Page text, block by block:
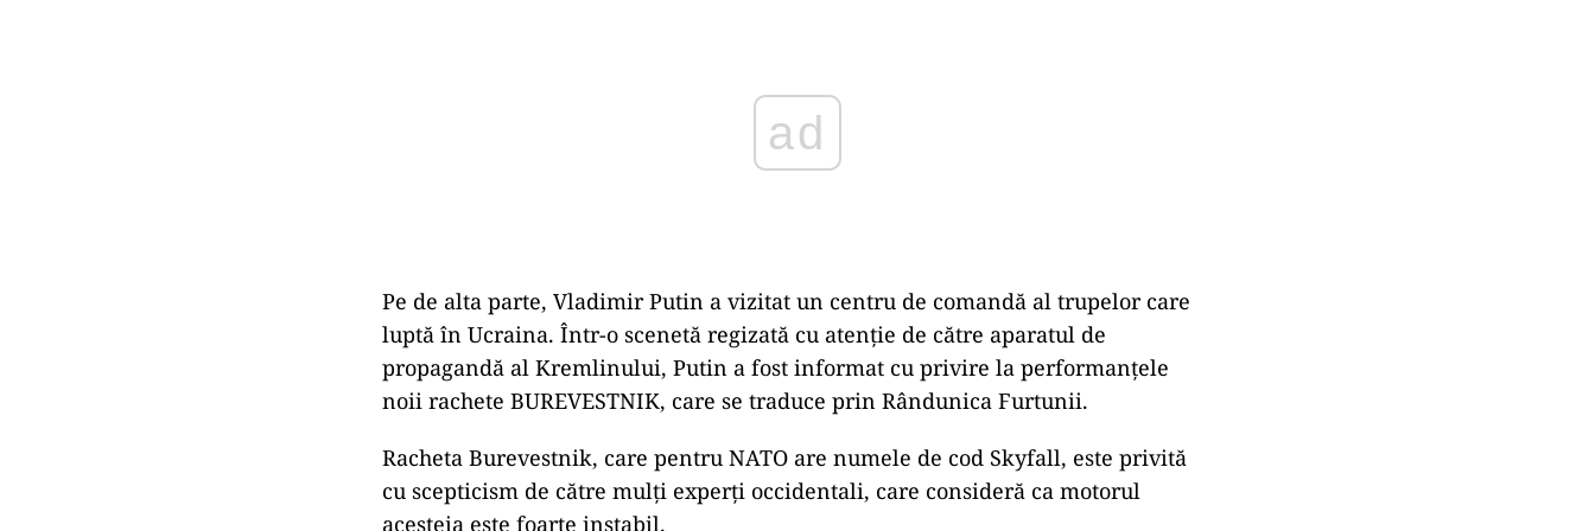
ad
Pe de alta parte, Vladimir Putin a vizitat un centru de comandă al trupelor care
luptă în Ucraina. Într-o scenetă regizată cu atenţie de către aparatul de
propagandă al Kremlinului, Putin a fost informat cu privire la performanţele
noii rachete BUREVESTNIK, care se traduce prin Rândunica Furtunii.
Racheta Burevestnik, care pentru NATO are numele de cod Skyfall, este privită
cu scepticism de către mulţi experţi occidentali, care consideră ca motorul
acesteia este foarte instabil.